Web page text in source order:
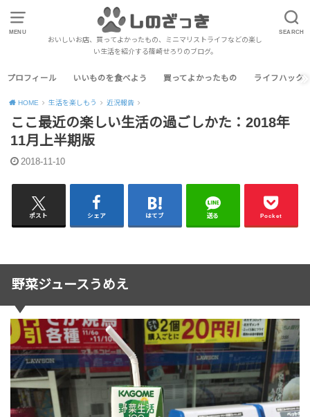
MENU SEARCH
おいしいお店、買ってよかったもの、ミニマリストライフなどの楽し
い生活を紹介する篠崎せろりのブログ。
プロフィール いいものを食べよう 買ってよかったもの ライフハック
HOME 生活を楽しもう 近況報告
ここ最近の楽しい生活の過ごしかた：2018年
11月上半期版
2018-11-10
ポスト シェア はてブ 送る Pocket
野菜ジュースうめえ